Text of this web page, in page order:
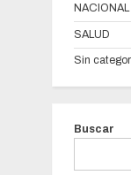
NACIONAL
SALUD
Sin
Buscar